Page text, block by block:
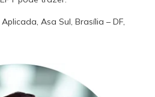
Asa Sul, Brasília – DF,